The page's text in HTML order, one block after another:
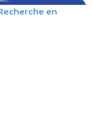
en